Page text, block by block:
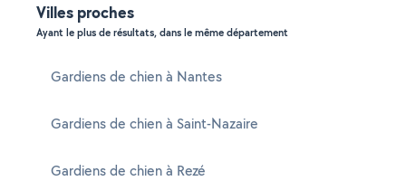
Villes proches
Ayant le plus de résultats, dans le même département
Gardiens de chien à Nantes
Gardiens de chien à Saint-Nazaire
Gardiens de chien à Rezé